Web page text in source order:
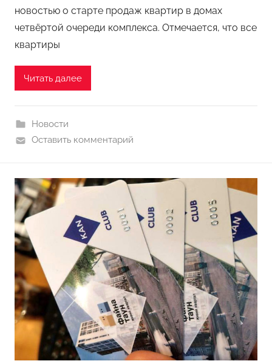
новостью о старте продаж квартир в домах
четвёртой очереди комплекса. Отмечается, что все
квартиры
Читать далее
Новости
Оставить комментарий